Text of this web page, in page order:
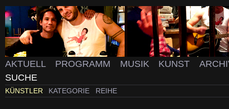
AKTUELL PROGRAMM MUSIK KUNST
SUCHE
KÜNSTLER KATEGORIE REIHE